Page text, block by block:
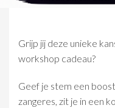
​​Grijp jij deze unieke
workshop cadeau?​
Geef je stem een
zangeres, zit je in een